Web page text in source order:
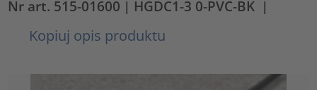
Nr art. 515-01600 | HGDC1-3 0-PVC-BK |
Kopiuj opis produktu